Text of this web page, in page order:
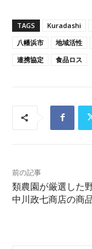
TAGS Kuradashi
八幡浜市
地域活性
連携協定
食品ロス
前の記事
類農園が厳選した
中川政七商店の商